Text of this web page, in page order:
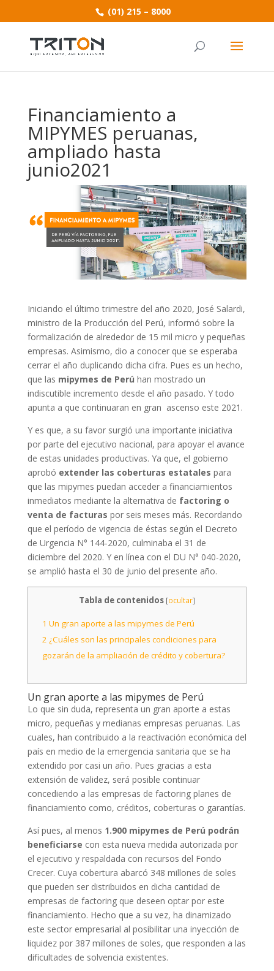
(01) 215 – 8000
Financiamiento a
MIPYMES peruanas,
ampliado hasta
junio2021
Iniciando el último trimestre del año 2020, José Salardi,
ministro de la Producción del Perú, informó sobre la
formalización de alrededor de 15 mil micro y pequeñas
empresas. Asimismo, dio a conocer que se esperaba
cerrar el año duplicando dicha cifra. Pues es un hecho,
que las mipymes de Perú han mostrado un
indiscutible incremento desde el año pasado. Y todo
apunta a que continuaran en gran ascenso este 2021.
Y es que, a su favor surgió una importante iniciativa
por parte del ejecutivo nacional, para apoyar el avance
de estas unidades productivas. Ya que, el gobierno
aprobó extender las coberturas estatales para
que las mipymes puedan acceder a financiamientos
inmediatos mediante la alternativa de factoring o
venta de facturas por seis meses más. Recordando
que el período de vigencia de éstas según el Decreto
de Urgencia N° 144-2020, culminaba el 31 de
diciembre del 2020. Y en línea con el DU N° 040-2020,
se amplió hasta el 30 de junio del presente año.
Tabla de contenidos [ocultar]
1 Un gran aporte a las mipymes de Perú
2 ¿Cuáles son las principales condiciones para
gozarán de la ampliación de crédito y cobertura?
Un gran aporte a las mipymes de Perú
Lo que sin duda, representa un gran aporte a estas
micro, pequeñas y medianas empresas peruanas. Las
cuales, han contribuido a la reactivación económica del
país en medio de la emergencia sanitaria que se ha
extendido por casi un año. Pues gracias a esta
extensión de validez, será posible continuar
concediendo a las empresas de factoring planes de
financiamiento como, créditos, coberturas o garantías.
Así pues, al menos 1.900 mipymes de Perú podrán
beneficiarse con esta nueva medida autorizada por
el ejecutivo y respaldada con recursos del Fondo
Crecer. Cuya cobertura abarcó 348 millones de soles
que pueden ser distribuidos en dicha cantidad de
empresas de factoring que deseen optar por este
financiamiento. Hecho que a su vez, ha dinamizado
este sector empresarial al posibilitar una inyección de
liquidez por 387 millones de soles, que responden a las
dificultades de solvencia existentes.